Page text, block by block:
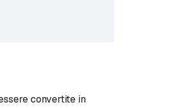
convertite in